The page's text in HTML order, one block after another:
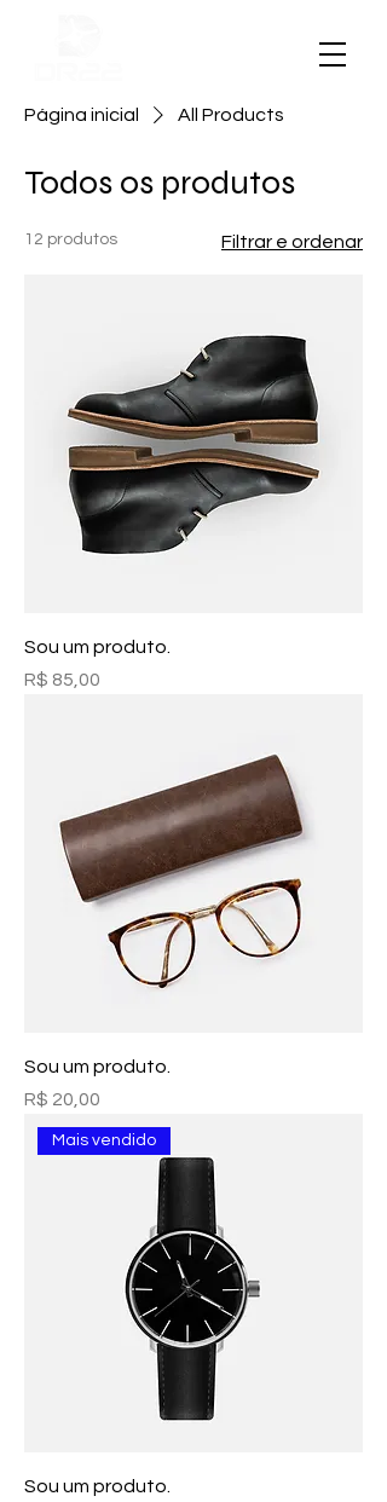
Página inicial All Products
Todos os produtos
12 produtos Filtrar e ordenar
Sou um produto.
Preço
R$ 85,00
Sou um produto.
Preço
R$ 20,00
Mais vendido
Sou um produto.